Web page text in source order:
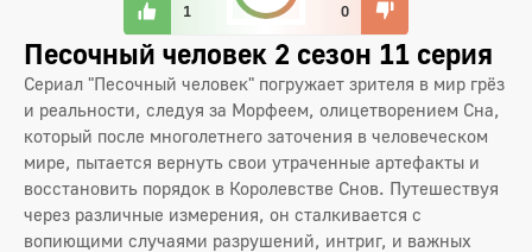
1 0
Песочный человек 2 сезон 11 серия
Сериал "Песочный человек" погружает зрителя в мир грёз
и реальности, следуя за Морфеем, олицетворением Сна,
который после многолетнего заточения в человеческом
мире, пытается вернуть свои утраченные артефакты и
восстановить порядок в Королевстве Снов. Путешествуя
через различные измерения, он сталкивается с
вопиющими случаями разрушений, интриг, и важных